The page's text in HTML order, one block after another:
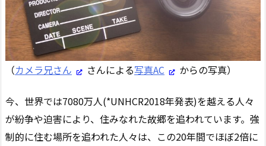
（カメラ兄さん さんによる写真AC からの写真）
今、世界では7080万人(*UNHCR2018年発表)を越える人々
が紛争や迫害により、住みなれた故郷を追われています。強
制的に住む場所を追われた人々は、この20年間でほぼ2倍に